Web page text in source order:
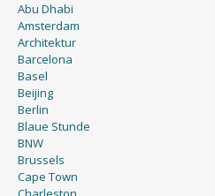
Abu Dhabi
Amsterdam
Architektur
Barcelona
Basel
Beijing
Berlin
Blaue Stunde
BNW
Brussels
Cape Town